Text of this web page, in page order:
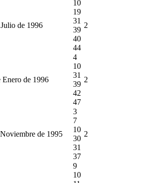
de 1996
10
19
31
39
40
44
2
Enero de 1996
4
10
31
39
42
47
2
de 1995
3
7
10
30
31
37
2
9
10